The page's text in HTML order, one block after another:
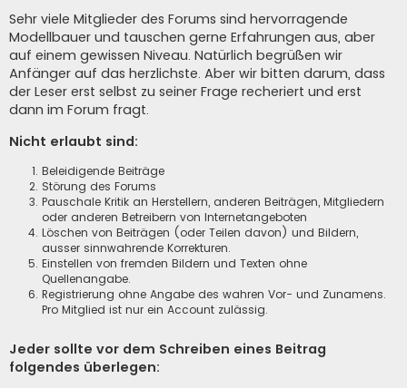
Sehr viele Mitglieder des Forums sind hervorragende
Modellbauer und tauschen gerne Erfahrungen aus, aber
auf einem gewissen Niveau. Natürlich begrüßen wir
Anfänger auf das herzlichste. Aber wir bitten darum, dass
der Leser erst selbst zu seiner Frage recheriert und erst
dann im Forum fragt.
Nicht erlaubt sind:
Beleidigende Beiträge
Störung des Forums
Pauschale Kritik an Herstellern, anderen Beiträgen, Mitgliedern
oder anderen Betreibern von Internetangeboten
Löschen von Beiträgen (oder Teilen davon) und Bildern,
ausser sinnwahrende Korrekturen.
Einstellen von fremden Bildern und Texten ohne
Quellenangabe.
Registrierung ohne Angabe des wahren Vor- und Zunamens.
Pro Mitglied ist nur ein Account zulässig.
Jeder sollte vor dem Schreiben eines Beitrag
folgendes überlegen: